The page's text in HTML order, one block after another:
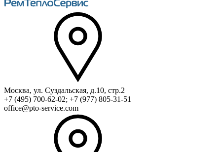
Москва, ул. Суздальская, д.10, стр.2
+7 (495) 700-62-02; +7 (977) 805-31-51
office@pto-service.com